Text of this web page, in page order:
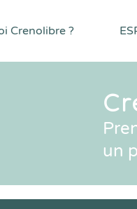
Crenolibre ?
un